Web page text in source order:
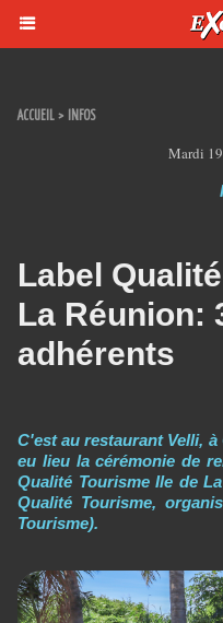
ACCUEIL > INFOS
Mardi
Label
La Réunion:
adhérents
C'est au restaurant Velli,
eu lieu la cérémonie de
Qualité Tourisme Ile de
Qualité Tourisme,
Tourisme).